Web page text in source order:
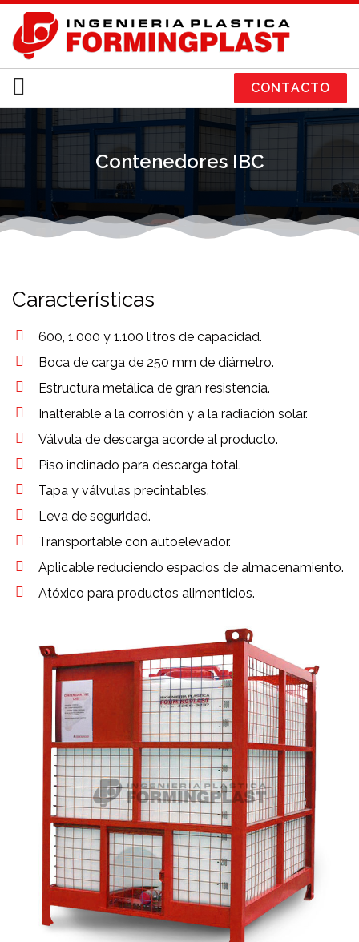
CONTACTO
Contenedores IBC
Características
600, 1.000 y 1.100 litros de capacidad.
Boca de carga de 250 mm de diámetro.
Estructura metálica de gran resistencia.
Inalterable a la corrosión y a la radiación solar.
Válvula de descarga acorde al producto.
Piso inclinado para descarga total.
Tapa y válvulas precintables.
Leva de seguridad.
Transportable con autoelevador.
Aplicable reduciendo espacios de almacenamiento.
Atóxico para productos alimenticios.